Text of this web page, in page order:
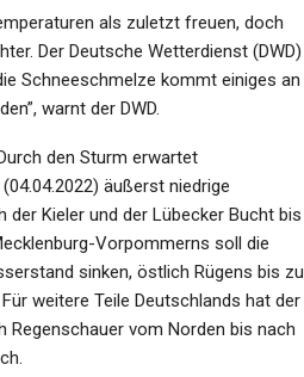
als zuletzt freuen, doch
Der Deutsche Wetterdienst (DWD)
Schneeschmelze kommt einiges an
warnt der DWD.
den Sturm erwartet
äußerst niedrige
Kieler und der Lübecker Bucht bis
Vorpommerns soll die
sinken, östlich Rügens bis zu
weitere Teile Deutschlands hat der
Regenschauer vom Norden bis nach
Ende Jubelt Wieder
Slowenien
Admin Mar 20, 2022